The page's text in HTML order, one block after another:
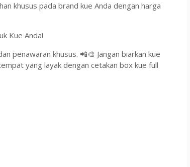
khusus pada brand kue Anda dengan harga
Kue Anda!
penawaran khusus. 📲🎨 Jangan biarkan kue
yang layak dengan cetakan box kue full